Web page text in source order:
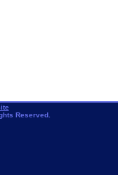
Reserved.